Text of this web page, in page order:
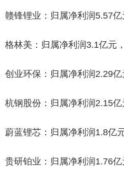
赣锋锂业：归属净利润5.57
格林美：归属净利润3.1亿元
创业环保：归属净利润2.29
杭钢股份：归属净利润2.15
蔚蓝锂芯：归属净利润1.8亿
贵研铂业：归属净利润1.76